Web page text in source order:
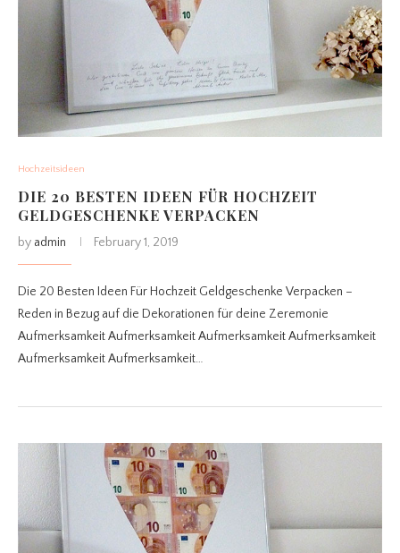
Hochzeitsideen
DIE 20 BESTEN IDEEN FÜR HOCHZEIT
GELDGESCHENKE VERPACKEN
by admin February 1, 2019
Die 20 Besten Ideen Für Hochzeit Geldgeschenke Verpacken –
Reden in Bezug auf die Dekorationen für deine Zeremonie
Aufmerksamkeit Aufmerksamkeit Aufmerksamkeit Aufmerksamkeit
Aufmerksamkeit Aufmerksamkeit…